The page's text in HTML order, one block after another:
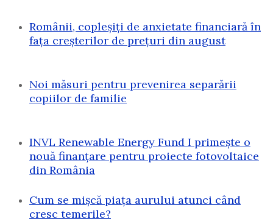
Românii, copleșiți de anxietate financiară în
fața creșterilor de prețuri din august
Noi măsuri pentru prevenirea separării
copiilor de familie
INVL Renewable Energy Fund I primește o
nouă finanțare pentru proiecte fotovoltaice
din România
Cum se mișcă piața aurului atunci când
cresc temerile?